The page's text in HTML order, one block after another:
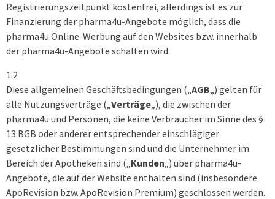
Registrierungszeitpunkt kostenfrei, allerdings ist es zur
Finanzierung der pharma4u-Angebote möglich, dass die
pharma4u Online-Werbung auf den Websites bzw. innerhalb
der pharma4u-Angebote schalten wird.
1.2
Diese allgemeinen Geschäftsbedingungen („ AGB „) gelten für
alle Nutzungsverträge („ Verträge „), die zwischen der
pharma4u und Personen, die keine Verbraucher im Sinne des §
13 BGB oder anderer entsprechender einschlägiger
gesetzlicher Bestimmungen sind und die Unternehmer im
Bereich der Apotheken sind („ Kunden „) über pharma4u-
Angebote, die auf der Website enthalten sind (insbesondere
ApoRevision bzw. ApoRevision Premium) geschlossen werden.